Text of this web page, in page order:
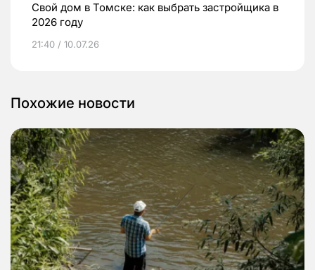
Свой дом в Томске: как выбрать застройщика в
2026 году
21:40 / 10.07.26
Похожие новости